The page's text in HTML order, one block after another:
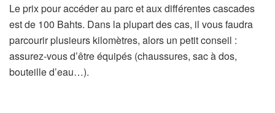
Le prix pour accéder au parc et aux différentes cascades
est de 100 Bahts. Dans la plupart des cas, il vous faudra
parcourir plusieurs kilomètres, alors un petit conseil :
assurez-vous d’être équipés (chaussures, sac à dos,
bouteille d’eau…).